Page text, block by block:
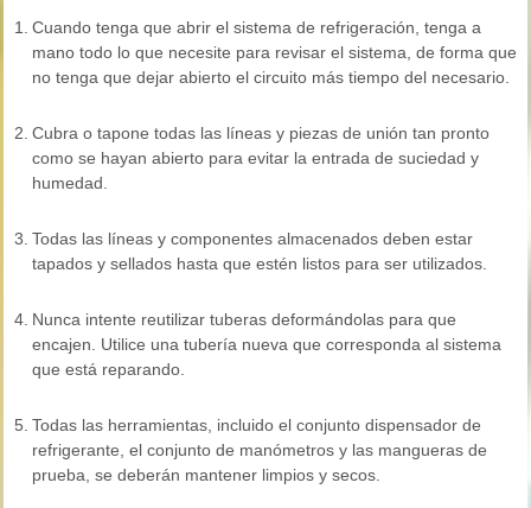
1.
Cuando tenga que abrir el sistema de refrigeración, tenga a
mano todo lo que necesite para revisar el sistema, de forma que
no tenga que dejar abierto el circuito más tiempo del necesario.
2. Cubra o tapone todas las líneas y piezas de unión tan pronto
como se hayan abierto para evitar la entrada de suciedad y
humedad.
3. Todas las líneas y componentes almacenados deben estar
tapados y sellados hasta que estén listos para ser utilizados.
4. Nunca intente reutilizar tuberas deformándolas para que
encajen. Utilice una tubería nueva que corresponda al sistema
que está reparando.
5. Todas las herramientas, incluido el conjunto dispensador de
refrigerante, el conjunto de manómetros y las mangueras de
prueba, se deberán mantener limpios y secos.